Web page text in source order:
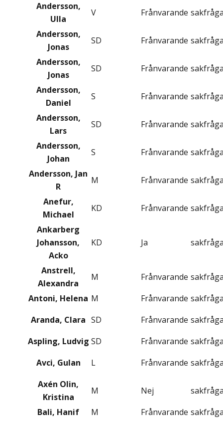
Andersson,
Ulla
V Frånvarande
Andersson,
Jonas
SD Frånvarande
Andersson,
Jonas
SD Frånvarande
Andersson,
Daniel
S Frånvarande
Andersson,
Lars
SD Frånvarande
Andersson,
Johan
S Frånvarande
Andersson, Jan
R
M Frånvarande
Anefur,
Michael
KD Frånvarande
Ankarberg
Johansson,
Acko
KD Ja
Anstrell,
Alexandra
M Frånvarande
Antoni, Helena M Frånvarande
Aranda, Clara SD Frånvarande
Aspling, Ludvig SD Frånvarande
Avci, Gulan
L Frånvarande
Axén Olin,
Kristina
M Nej
Bali, Hanif
M Frånvarande